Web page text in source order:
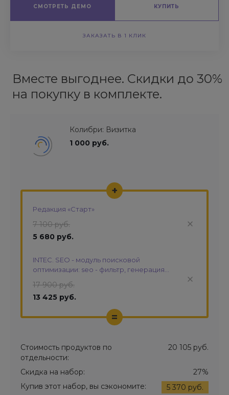
СМОТРЕТЬ ДЕМО КУПИТЬ
ЗАКАЗАТЬ В 1 КЛИК
Вместе выгоднее. Скидки до 30%
на покупку в комплекте.
Колибри: Визитка
1 000 руб.
Редакция «Старт»
7 100 руб.
5 680 руб.
INTEC. SEO - модуль поисковой
оптимизации: seo - фильтр, генерация
17 900 руб.
13 425 руб.
+
=
Стоимость продуктов по
отдельности:
20 105 руб.
Скидка на набор:
27%
Купив этот набор, вы сэкономите:
5 370 руб.